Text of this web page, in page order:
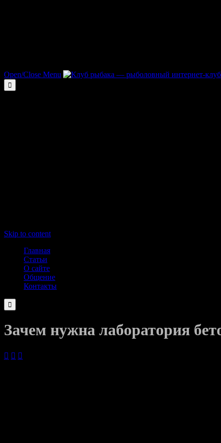
Open/Close Menu

Skip to content
Главная
Статьи
О сайте
Общение
Контакты

Зачем нужна лаборатория
  